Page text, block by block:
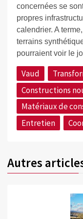
concernées se
propres
calendrier. A
terrains
pourraient voir le
Vaud
Constructions
Matériaux de
Entretien
Autres